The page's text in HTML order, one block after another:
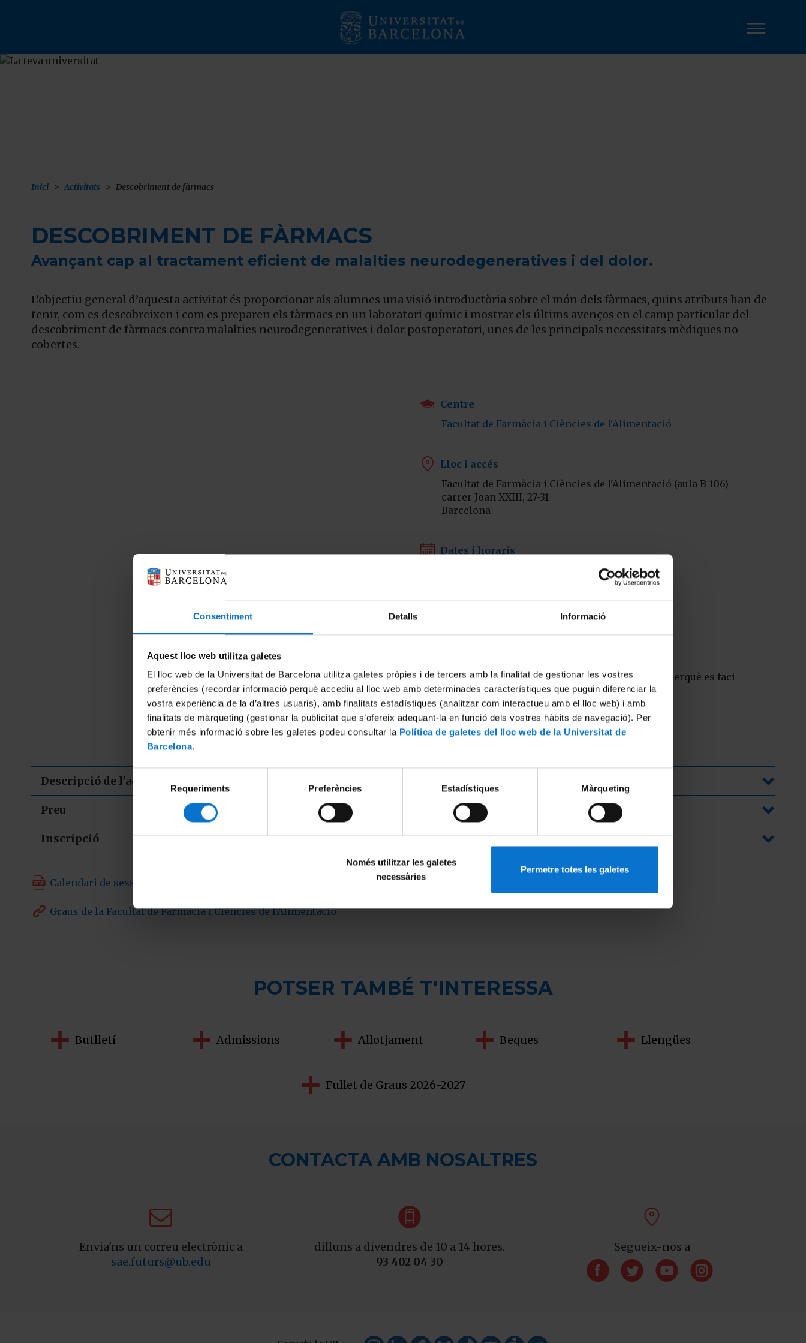
Consentiment Detalls Informació
Aquest lloc web utilitza galetes
El lloc web de la Universitat de Barcelona utilitza galetes pròpies i de tercers amb la finalitat de gestionar les vostres
preferències (recordar informació perquè accediu al lloc web amb determinades característiques que puguin diferenciar la
vostra experiència de la d’altres usuaris), amb finalitats estadístiques (analitzar com interactueu amb el lloc web) i amb
finalitats de màrqueting (gestionar la publicitat que s’ofereix adequant-la en funció dels vostres hàbits de navegació). Per
obtenir més informació sobre les galetes podeu consultar la Política de galetes del lloc web de la Universitat de
Barcelona.
Requeriments Preferències Estadístiques Màrqueting
Només utilitzar les galetes
necessàries
Permetre totes les galetes
Inici Activitats Descobriment de fàrmacs
DESCOBRIMENT DE FÀRMACS
Avançant cap al tractament eficient de malalties neurodegeneratives i del dolor.
L’objectiu general d’aquesta activitat és proporcionar als alumnes una visió introductòria sobre el món dels fàrmacs, quins atributs han de
tenir, com es descobreixen i com es preparen els fàrmacs en un laboratori químic i mostrar els últims avenços en el camp particular del
descobriment de fàrmacs contra malalties neurodegeneratives i dolor postoperatori, unes de les principals necessitats mèdiques no
cobertes.
 Centre
Facultat de Farmàcia i Ciències de l'Alimentació
 Lloc i accés
Facultat de Farmàcia i Ciències de l'Alimentació (aula B-106)
carrer Joan XXIII, 27-31
Barcelona
 Dates i horaris
10 i 17 d'abril de 2026 de 10 a 13 hores.
Es requereix unmínim de 5 alumnesinscrits perquè es faci
l'activitat.
Descripció de l'activitat
Preu
Inscripció
 Calendari de sessions i centres inscrits.
 Graus de la Facultat de Farmàcia i Ciències de l'Alimentació
POTSER TAMBÉ T'INTERESSA
Butlletí Admissions Allotjament Beques Llengües
Fullet de Graus 2026-2027
CONTACTA AMB NOSALTRES

Envia'ns un correu electrònic a
sae.futurs@ub.edu

dilluns a divendres de 10 a 14 hores.
93 402 04 30

Segueix-nos a
   